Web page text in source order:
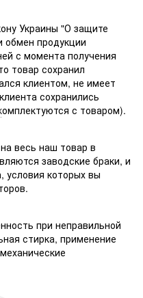
Украины "О защите
обмен продукции
с момента получения
товар сохранил
клиентом, не имеет
сохранились
омплектуются с товаром).
весь наш товар в
заводские браки, и
условия которых вы
при неправильной
стирка, применение